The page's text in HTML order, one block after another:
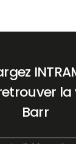
la
Barr